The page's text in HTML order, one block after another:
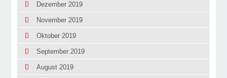
Dezember 2019
November 2019
Oktober 2019
September 2019
August 2019